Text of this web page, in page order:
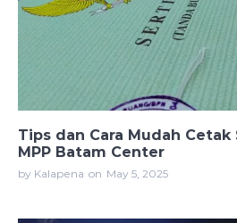
Tips dan Cara Mudah
MPP Batam Center
by Kalapena on May 5, 2025